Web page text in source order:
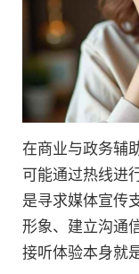
在商业与政务辅
可能通过热线进
是寻求媒体宣传
形象、建立沟通
接听体验本身就